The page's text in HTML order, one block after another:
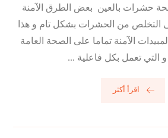
حشرات بالعين بعض الطرق الآمنة
التخلص من الحشرات بشكل تام و هذا
الآمنة تماما على الصحة العامة
و التي تعمل بكل فاعلية ...
اقرأ أكثر